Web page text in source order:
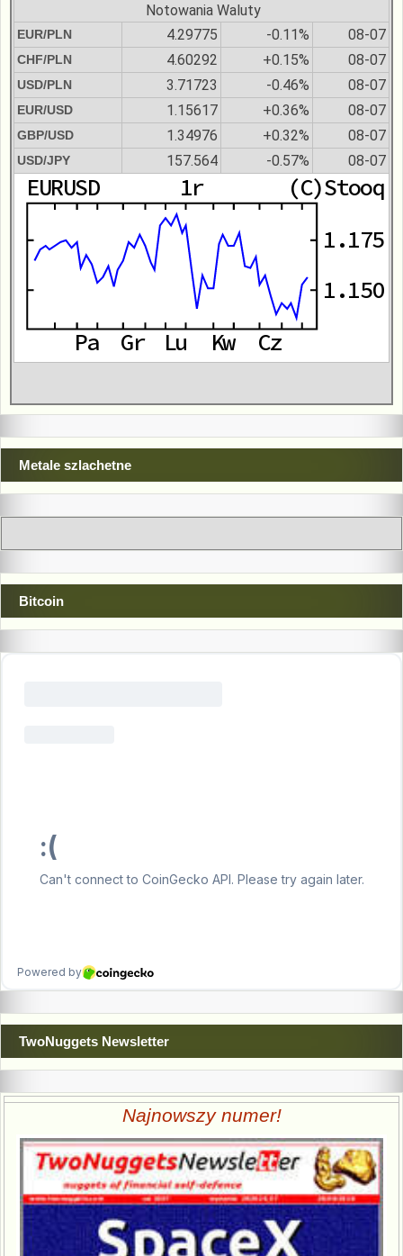
Notowania Waluty
EUR/PLN 4.29775 -0.11% 08-07
CHF/PLN 4.60292 +0.15% 08-07
USD/PLN 3.71723 -0.46% 08-07
EUR/USD 1.15617 +0.36% 08-07
GBP/USD 1.34976 +0.32% 08-07
USD/JPY 157.564 -0.57% 08-07
Metale szlachetne
Bitcoin
TwoNuggets Newsletter
Najnowszy numer!